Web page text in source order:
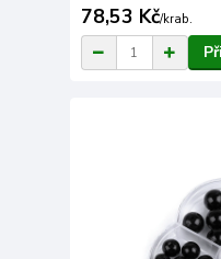
78,53 Kč/krab.